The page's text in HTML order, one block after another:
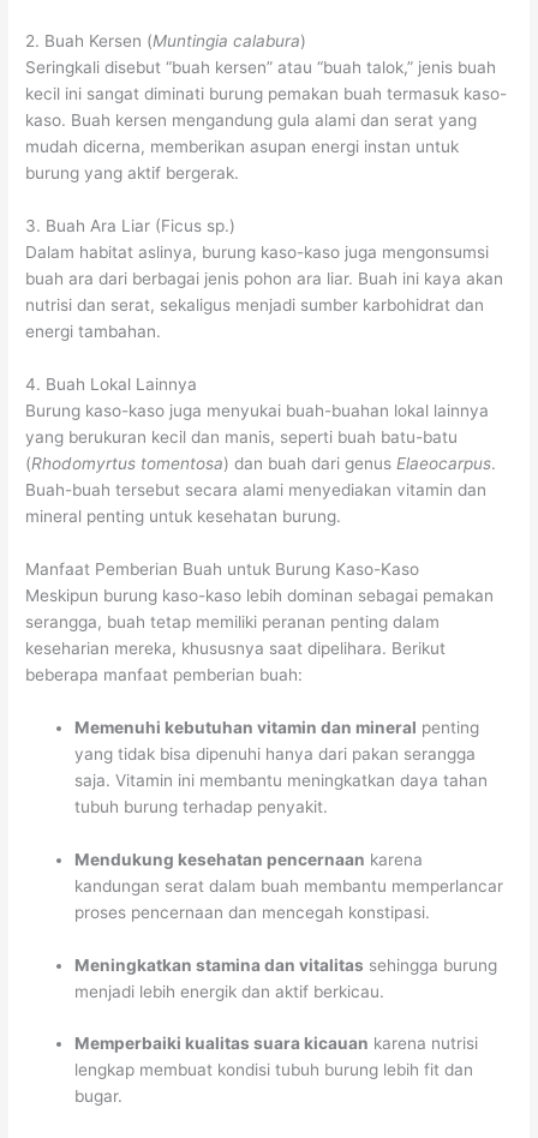
2. Buah Kersen (Muntingia calabura)
Seringkali disebut “buah kersen” atau “buah talok,” jenis buah
kecil ini sangat diminati burung pemakan buah termasuk kaso-
kaso. Buah kersen mengandung gula alami dan serat yang
mudah dicerna, memberikan asupan energi instan untuk
burung yang aktif bergerak.
3. Buah Ara Liar (Ficus sp.)
Dalam habitat aslinya, burung kaso-kaso juga mengonsumsi
buah ara dari berbagai jenis pohon ara liar. Buah ini kaya akan
nutrisi dan serat, sekaligus menjadi sumber karbohidrat dan
energi tambahan.
4. Buah Lokal Lainnya
Burung kaso-kaso juga menyukai buah-buahan lokal lainnya
yang berukuran kecil dan manis, seperti buah batu-batu
(Rhodomyrtus tomentosa) dan buah dari genus Elaeocarpus.
Buah-buah tersebut secara alami menyediakan vitamin dan
mineral penting untuk kesehatan burung.
Manfaat Pemberian Buah untuk Burung Kaso-Kaso
Meskipun burung kaso-kaso lebih dominan sebagai pemakan
serangga, buah tetap memiliki peranan penting dalam
keseharian mereka, khususnya saat dipelihara. Berikut
beberapa manfaat pemberian buah:
Memenuhi kebutuhan vitamin dan mineral penting
yang tidak bisa dipenuhi hanya dari pakan serangga
saja. Vitamin ini membantu meningkatkan daya tahan
tubuh burung terhadap penyakit.
Mendukung kesehatan pencernaan karena
kandungan serat dalam buah membantu memperlancar
proses pencernaan dan mencegah konstipasi.
Meningkatkan stamina dan vitalitas sehingga burung
menjadi lebih energik dan aktif berkicau.
Memperbaiki kualitas suara kicauan karena nutrisi
lengkap membuat kondisi tubuh burung lebih fit dan
bugar.